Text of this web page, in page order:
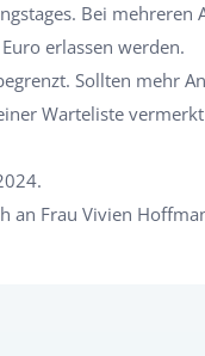
Bei mehreren
erlassen werden.
Sollten mehr
Warteliste
an Frau Vivien